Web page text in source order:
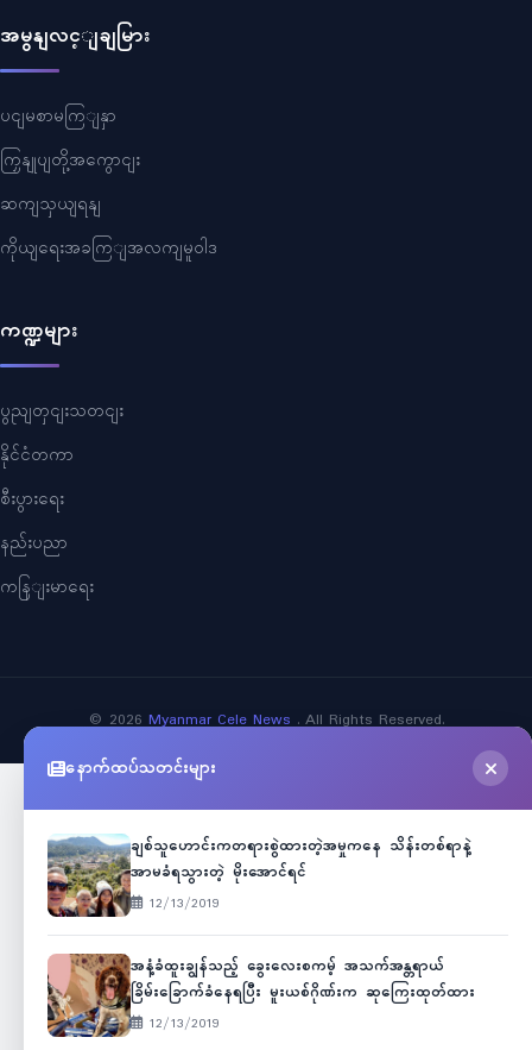
အမွနျလင့ျချမြား
ပငျမစာမကြျနှာ
ကြှနျုပျတို့အကွောငျး
ဆကျသှယျရနျ
ကိုယျရေးအခကြျအလကျမူဝါဒ
ကဏ္ဍများ
ပွညျတှငျးသတငျး
နိုင်ငံတကာ
စီးပွားရေး
နည်းပညာ
ကနြျးမာရေး
©2026Myanmar Cele News. All Rights Reserved.
နောက်ထပ်သတင်းများ
ချစ်သူဟောင်းကတရားစွဲထားတဲ့အမှုကနေ သိန်းတစ်ရာနဲ့
အာမခံရသွားတဲ့ မိုးအောင်ရင်
12/13/2019
အနံ့ခံထူးချွန်သည့် ခွေးလေးစကမ့် အသက်အန္တရာယ်
ခြိမ်းခြောက်ခံနေရပြီး မူးယစ်ဂိုဏ်းက ဆုကြေးထုတ်ထား
12/13/2019